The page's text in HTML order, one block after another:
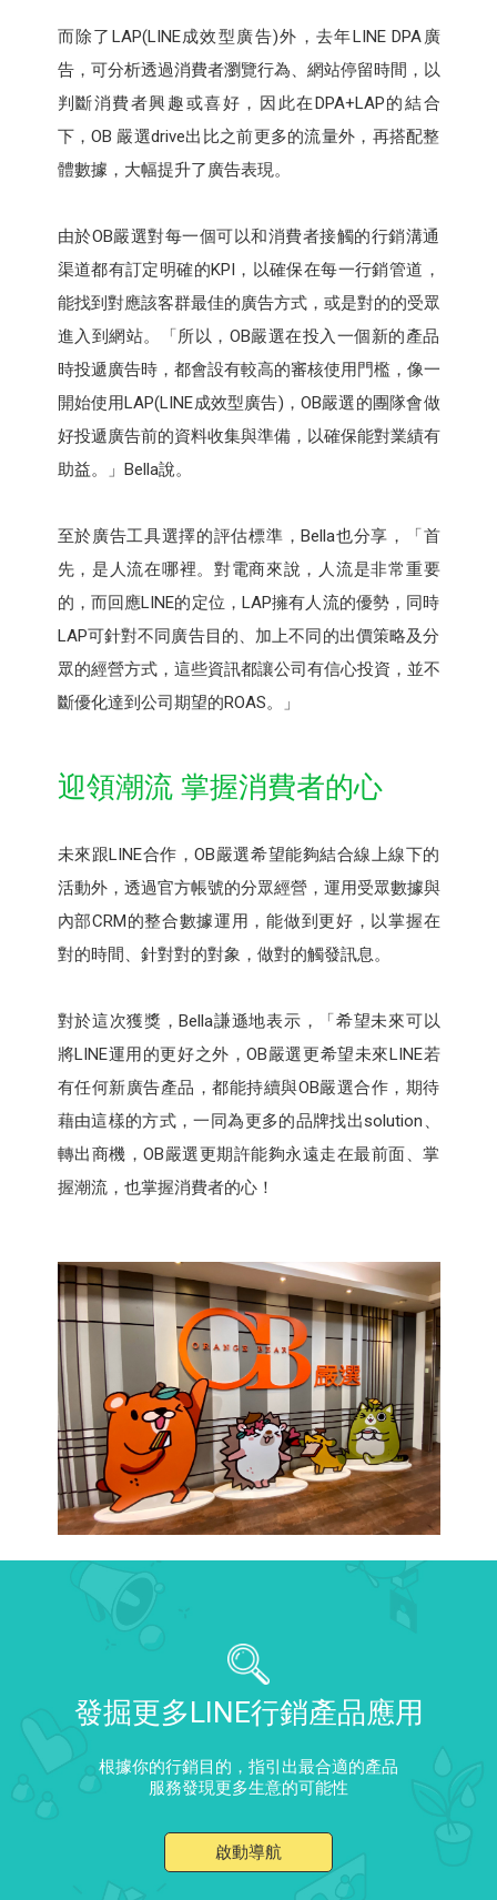
而除了LAP(LINE成效型廣告)外，去年LINE DPA廣
告，可分析透過消費者瀏覽行為、網站停留時間，以
判斷消費者興趣或喜好，因此在DPA+LAP的結合
下，OB 嚴選drive出比之前更多的流量外，再搭配整
體數據，大幅提升了廣告表現。
由於OB嚴選對每一個可以和消費者接觸的行銷溝通
渠道都有訂定明確的KPI，以確保在每一行銷管道，
能找到對應該客群最佳的廣告方式，或是對的的受眾
進入到網站。「所以，OB嚴選在投入一個新的產品
時投遞廣告時，都會設有較高的審核使用門檻，像一
開始使用LAP(LINE成效型廣告)，OB嚴選的團隊會做
好投遞廣告前的資料收集與準備，以確保能對業績有
助益。」Bella說。
至於廣告工具選擇的評估標準，Bella也分享，「首
先，是人流在哪裡。對電商來說，人流是非常重要
的，而回應LINE的定位，LAP擁有人流的優勢，同時
LAP可針對不同廣告目的、加上不同的出價策略及分
眾的經營方式，這些資訊都讓公司有信心投資，並不
斷優化達到公司期望的ROAS。」
迎領潮流 掌握消費者的心
未來跟LINE合作，OB嚴選希望能夠結合線上線下的
活動外，透過官方帳號的分眾經營，運用受眾數據與
內部CRM的整合數據運用，能做到更好，以掌握在
對的時間、針對對的對象，做對的觸發訊息。
對於這次獲獎，Bella謙遜地表示，「希望未來可以
將LINE運用的更好之外，OB嚴選更希望未來LINE若
有任何新廣告產品，都能持續與OB嚴選合作，期待
藉由這樣的方式，一同為更多的品牌找出solution、
轉出商機，OB嚴選更期許能夠永遠走在最前面、掌
握潮流，也掌握消費者的心！
發掘更多LINE行銷產品應用
根據你的行銷目的，指引出最合適的產品
服務發現更多生意的可能性
啟動導航